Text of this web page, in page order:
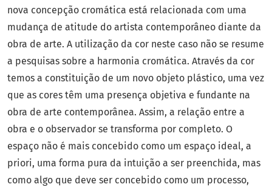
nova concepção cromática está relacionada com uma
mudança de atitude do artista contemporâneo diante da
obra de arte. A utilização da cor neste caso não se resume
a pesquisas sobre a harmonia cromática. Através da cor
temos a constituição de um novo objeto plástico, uma vez
que as cores têm uma presença objetiva e fundante na
obra de arte contemporânea. Assim, a relação entre a
obra e o observador se transforma por completo. O
espaço não é mais concebido como um espaço ideal, a
priori, uma forma pura da intuição a ser preenchida, mas
como algo que deve ser concebido como um processo,